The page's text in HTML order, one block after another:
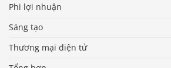
Phi lợi nhuận
Sáng tạo
Thương mại điện tử